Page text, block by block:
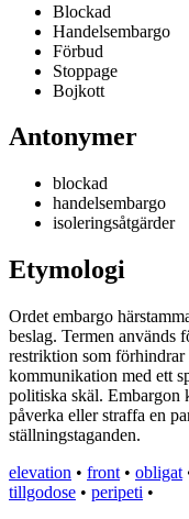
Blockad
Handelsembargo
Förbud
Stoppage
Bojkott
Antonymer
blockad
handelsembargo
isoleringsåtgärder
Etymologi
Ordet embargo
beslag. Termen används
restriktion som
kommunikation med ett
politiska skäl. Embargon
påverka eller straffa en
ställningstaganden.
elevation • front • obligat
tillgodose • peripeti •